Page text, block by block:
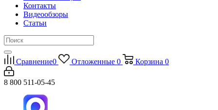
Контакты
Видеообзоры
Статьи
Сравнение0 Отложенные 0 Корзина 0
8 800 511-05-45